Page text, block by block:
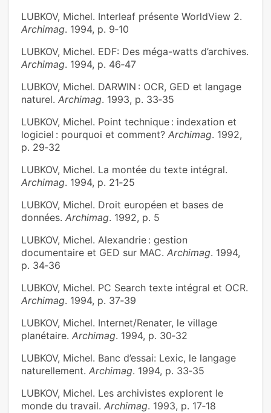
LUBKOV, Michel. Interleaf présente WorldView 2.
Archimag. 1994, p. 9‑10
LUBKOV, Michel. EDF: Des méga-watts d’archives.
Archimag. 1994, p. 46‑47
LUBKOV, Michel. DARWIN : OCR, GED et langage
naturel. Archimag. 1993, p. 33‑35
LUBKOV, Michel. Point technique : indexation et
logiciel : pourquoi et comment? Archimag. 1992,
p. 29‑32
LUBKOV, Michel. La montée du texte intégral.
Archimag. 1994, p. 21‑25
LUBKOV, Michel. Droit européen et bases de
données. Archimag. 1992, p. 5
LUBKOV, Michel. Alexandrie : gestion
documentaire et GED sur MAC. Archimag. 1994,
p. 34‑36
LUBKOV, Michel. PC Search texte intégral et OCR.
Archimag. 1994, p. 37‑39
LUBKOV, Michel. Internet/Renater, le village
planétaire. Archimag. 1994, p. 30‑32
LUBKOV, Michel. Banc d’essai: Lexic, le langage
naturellement. Archimag. 1994, p. 33‑35
LUBKOV, Michel. Les archivistes explorent le
monde du travail. Archimag. 1993, p. 17‑18